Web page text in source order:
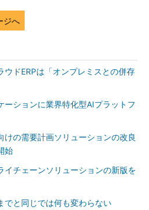
ジへ
ウドERPは「オンプレミスとの併存
ーションに業界特化型AIプラットフ
けの需要計画ソリューションの改良
始
イチェーンソリューションの新版を
でと同じでは何も変わらない